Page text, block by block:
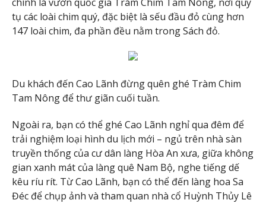
tụ các loài chim quý, đặc biệt là sếu đầu đỏ cùng hơn
147 loài chim, đa phần đều nằm trong Sách đỏ.
Du khách đến Cao Lãnh đừng quên ghé Tràm Chim
Tam Nông để thư giãn cuối tuần.
Ngoài ra, bạn có thể ghé Cao Lãnh nghỉ qua đêm để
trải nghiệm loại hình du lịch mới – ngủ trên nhà sàn
truyền thống của cư dân làng Hòa An xưa, giữa không
gian xanh mát của làng quê Nam Bộ, nghe tiếng dế
kêu ríu rít. Từ Cao Lãnh, bạn có thể đến làng hoa Sa
Đéc để chụp ảnh và tham quan nhà cổ Huỳnh Thủy Lê